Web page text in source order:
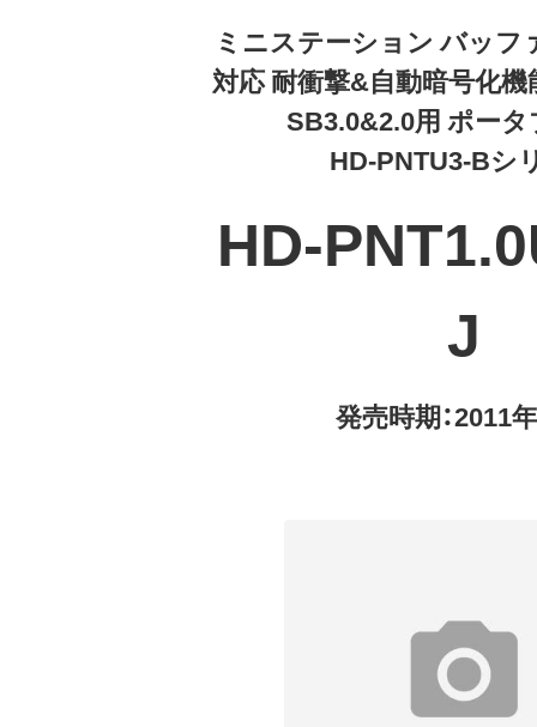
ミニステーション バッフ
対応 耐衝撃&自動暗号化
SB3.0&2.0用 ポー
HD-PNTU3-Bシ
HD-
J
発売時期：2011